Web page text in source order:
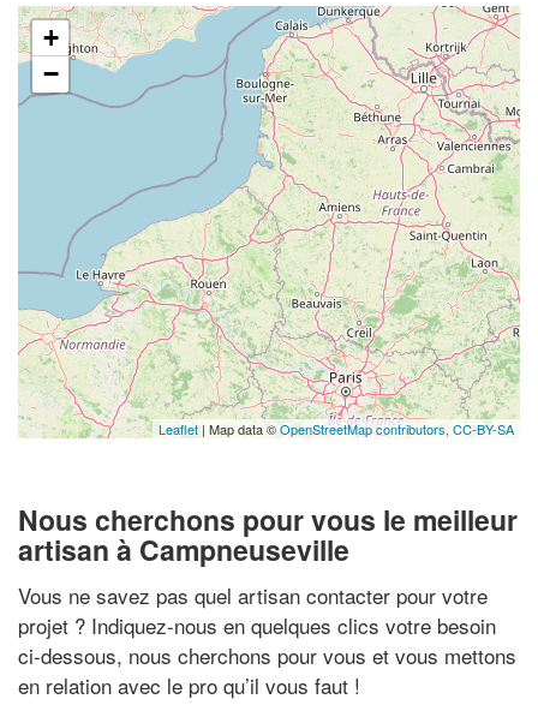
+
−
Leaflet | Map data ©OpenStreetMap contributors, CC-BY-SA
Nous cherchons pour vous le meilleur
artisan à Campneuseville
Vous ne savez pas quel artisan contacter pour votre
projet ? Indiquez-nous en quelques clics votre besoin
ci-dessous, nous cherchons pour vous et vous mettons
en relation avec le pro qu’il vous faut !